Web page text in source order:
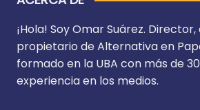
¡Hola! Soy Omar Suárez.
propietario de Alternativa en
formado en la UBA con más de
experiencia en los medios.